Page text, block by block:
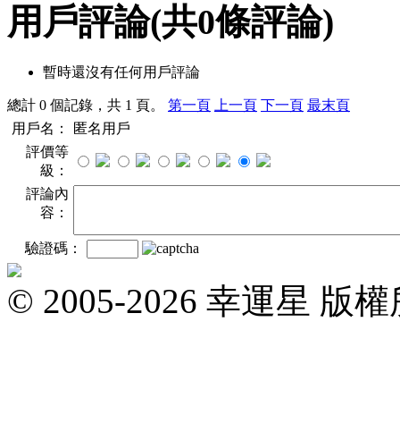
用戶評論(共0條評論)
暫時還沒有任何用戶評論
總計 0 個記錄，共 1 頁。 第一頁 上一頁 下一頁 最末頁
用戶名：
匿名用戶
評價等
級：
評論內
容：
驗證碼：
© 2005-2026 幸運星 版